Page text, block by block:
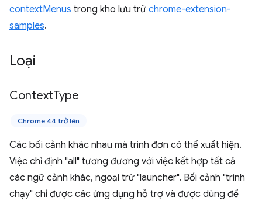
contextMenus trong kho lưu trữ chrome-extension-
samples.
Loại
ContextType
Chrome 44 trở lên
Các bối cảnh khác nhau mà trình đơn có thể xuất hiện.
Việc chỉ định "all" tương đương với việc kết hợp tất cả
các ngữ cảnh khác, ngoại trừ "launcher". Bối cảnh "trình
chạy" chỉ được các ứng dụng hỗ trợ và được dùng để